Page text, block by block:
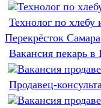
Технолог по хлебу
Перекрёсток Самара
Вакансия пекарь в
Продавец-